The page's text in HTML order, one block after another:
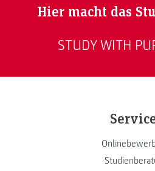
Hier macht das
STUDY WITH